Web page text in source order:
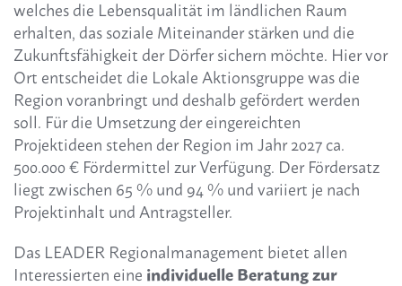
welches die Lebensqualität im ländlichen Raum
erhalten, das soziale Miteinander stärken und die
Zukunftsfähigkeit der Dörfer sichern möchte. Hier vor
Ort entscheidet die Lokale Aktionsgruppe was die
Region voranbringt und deshalb gefördert werden
soll. Für die Umsetzung der eingereichten
Projektideen stehen der Region im Jahr 2027 ca.
500.000 € Fördermittel zur Verfügung. Der Fördersatz
liegt zwischen 65 % und 94 % und variiert je nach
Projektinhalt und Antragsteller.
Das LEADER Regionalmanagement bietet allen
Interessierten eine individuelle Beratung zur